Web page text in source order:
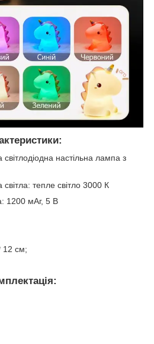
світлодіодна настільна лампа з
тепле світло 3000 К
1200 мАг, 5 В
12 см;